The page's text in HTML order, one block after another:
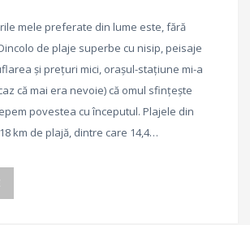
mele preferate din lume este, fără
de plaje superbe cu nisip, peisaje
și prețuri mici, orașul-stațiune mi-a
că mai era nevoie) că omul sfințește
povestea cu începutul. Plajele din
km de plajă, dintre care 14,4…